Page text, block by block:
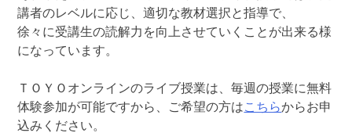
講者のレベルに応じ、適切な教材選択と指導で、
徐々に受講生の読解力を向上させていくことが出来る様
になっています。
ＴＯＹＯオンラインのライブ授業は、毎週の授業に無料
体験参加が可能ですから、ご希望の方はこちらからお申
込みください。